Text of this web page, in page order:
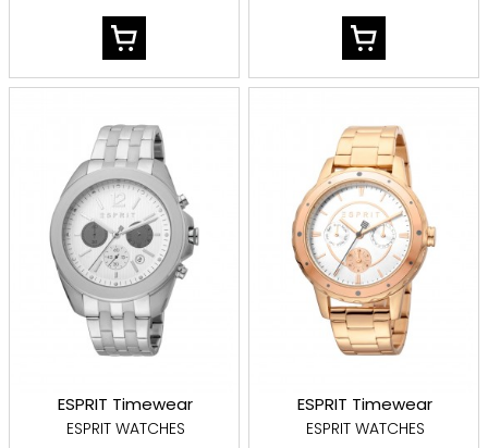
ESPRIT Timewear
ESPRIT WATCHES
ESPRIT Timewear
ESPRIT WATCHES